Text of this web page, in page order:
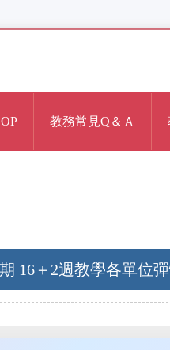
16＋2週教學各單位
教務常見Q＆Ａ